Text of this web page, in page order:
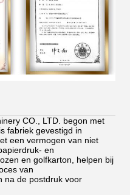
CO., LTD. begon met
fabriek gevestigd in
een vermogen van niet
en
en golfkarton, helpen bij
van
na de postdruk voor